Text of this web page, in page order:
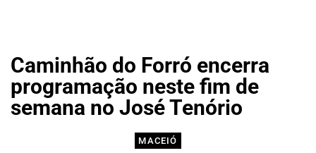
Caminhão do Forró encerra
programação neste fim de
semana no José Tenório
MACEIÓ